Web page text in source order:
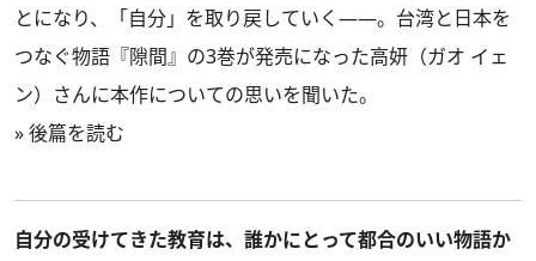
とになり、「自分」を取り戻していく——。台湾と日本を
つなぐ物語『隙間』の3巻が発売になった高妍（ガオ イェ
ン）さんに本作についての思いを聞いた。
»後篇を読む
自分の受けてきた教育は、誰かにとって都合のいい物語か